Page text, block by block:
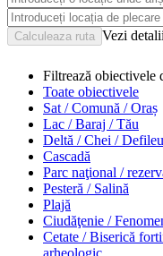
Vezi
Filtrează obiectivele
Toate obiectivele
Sat / Comună / Oraș
Lac / Baraj / Tău
Deltă / Chei / Defileu
Cascadă
Parc naţional /
Pesteră / Salină
Plajă
Ciudăţenie /
Cetate / Biserică
arheologic